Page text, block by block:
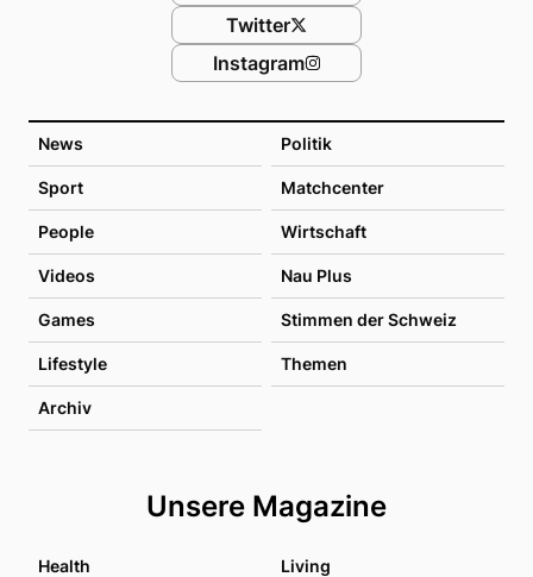
News Politik
Sport Matchcenter
People Wirtschaft
Videos Nau Plus
Games Stimmen der Schweiz
Lifestyle Themen
Archiv
Unsere Magazine
Health Living
Twitter
Instagram